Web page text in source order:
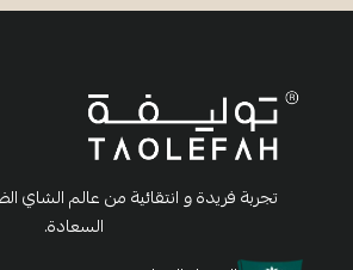
تجربة فريدة و انتقائية من عالم الشاي
السعادة.